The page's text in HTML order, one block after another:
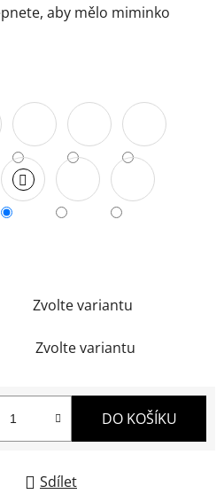
aby mělo miminko
Zvolte variantu
Zvolte variantu
DO KOŠÍKU
Sdílet